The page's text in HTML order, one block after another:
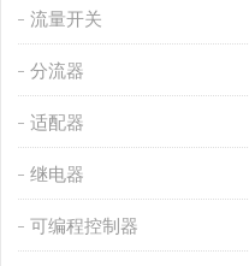
流量开关
分流器
适配器
继电器
可编程控制器